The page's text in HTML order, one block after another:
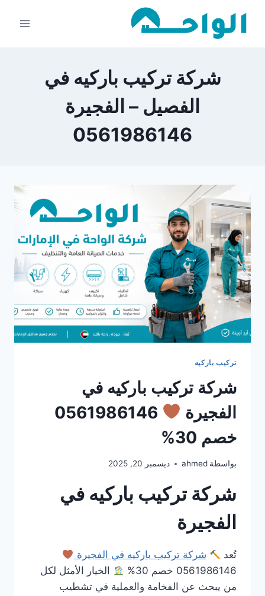
شركة تركيب باركيه في
الفصيل – الفجيرة
0561986146
تركيب باركيه
شركة تركيب باركيه في
الفجيرة
0561986146
خصم 30%
بواسطة ahmed ديسمبر 20, 2025
شركة تركيب باركيه في
الفجيرة
تُعد
شركة تركيب باركيه في الفجيرة
0561986146 خصم 30%
الخيار الأمثل لكل
من يبحث عن الفخامة والعملية في تشطيب